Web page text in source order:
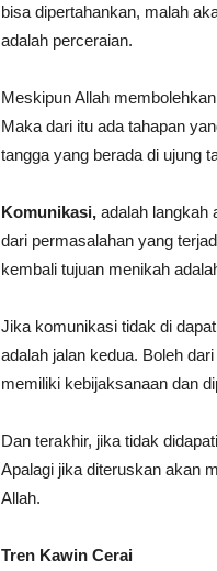
bisa dipertahankan, malah
adalah perceraian.
Meskipun Allah
Maka dari itu ada tahapan
tangga yang berada di ujung
Komunikasi, adalah langkah
dari permasalahan yang
kembali tujuan menikah
Jika komunikasi tidak di
adalah jalan kedua. Boleh
memiliki kebijaksanaan dan
Dan terakhir, jika tidak
Apalagi jika diteruskan akan
Allah.
Tren Kawin Cerai